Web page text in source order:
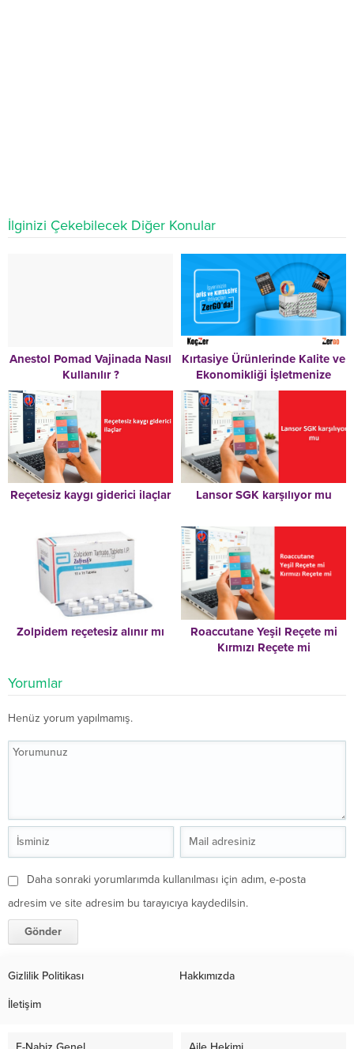
İlginizi Çekebilecek Diğer Konular
Anestol Pomad Vajinada Nasıl
Kullanılır ?
Kırtasiye Ürünlerinde Kalite ve
Ekonomikliği İşletmenize
Uygun Şekilde Bir Araya
Getirebilir Misiniz?
Reçetesiz kaygı giderici ilaçlar Lansor SGK karşılıyor mu
Zolpidem reçetesiz alınır mı
Roaccutane Yeşil Reçete mi
Kırmızı Reçete mi
Yorumlar
Henüz yorum yapılmamış.
Daha sonraki yorumlarımda kullanılması için adım, e-posta
adresim ve site adresim bu tarayıcıya kaydedilsin.
Gizlilik Politikası Hakkımızda
İletişim